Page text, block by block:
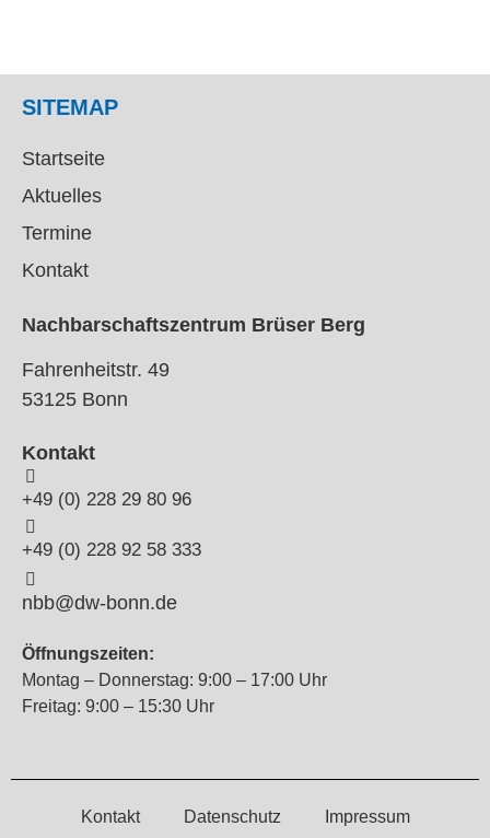
SITEMAP
Startseite
Aktuelles
Termine
Kontakt
Nachbarschaftszentrum Brüser Berg
Fahrenheitstr. 49
53125 Bonn
Kontakt
+49 (0) 228 29 80 96
+49 (0) 228 92 58 333
nbb@dw-bonn.de
Öffnungszeiten:
Montag – Donnerstag: 9:00 – 17:00 Uhr
Freitag: 9:00 – 15:30 Uhr
Kontakt Datenschutz Impressum